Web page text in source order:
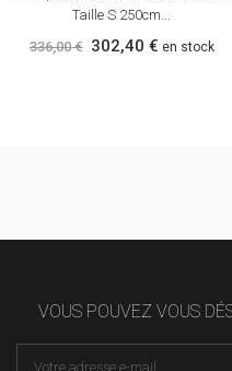
Taille S 250cm...
336,00 € 302,40 € en stock
VOUS POUVEZ VOUS